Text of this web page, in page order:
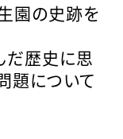
園の史跡を
だ歴史に思
題について